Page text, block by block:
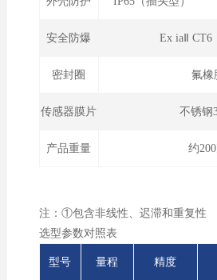
安全防爆 Ex iaⅡ CT6
密封圈 氟橡
传感器膜片 不锈钢
产品重量 约
注：①包含非线性、迟滞和重复性
选型参数对照表
型号 量程 精度